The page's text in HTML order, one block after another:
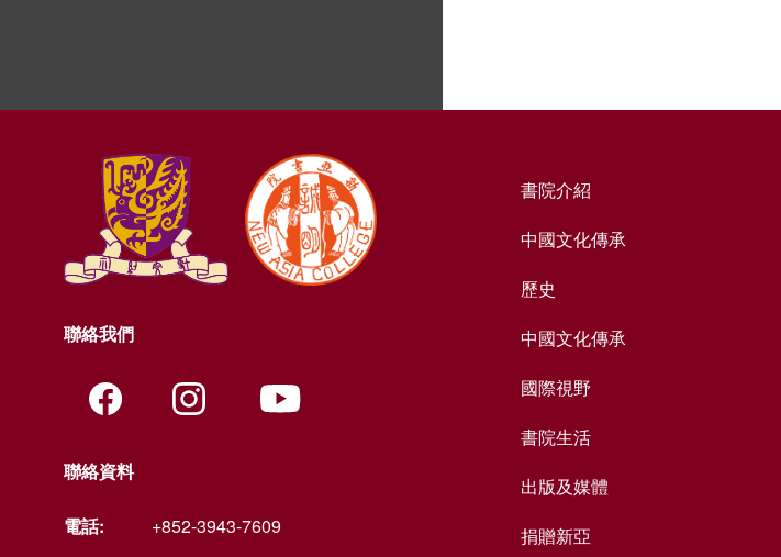
聯絡我們
聯絡資料
電話: +852-3943-7609
書院介紹
中國文化傳承
歷史
中國文化傳承
國際視野
書院生活
出版及媒體
捐贈新亞